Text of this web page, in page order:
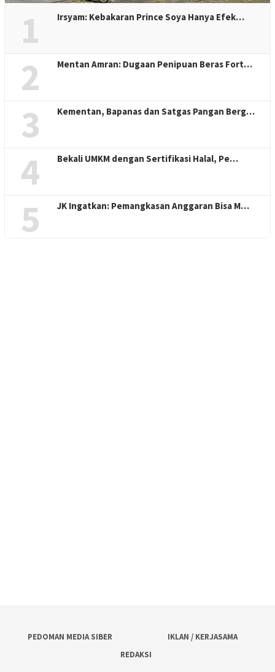
1 Irsyam: Kebakaran Prince Soya Hanya Efek…
2 Mentan Amran: Dugaan Penipuan Beras Fort…
3 Kementan, Bapanas dan Satgas Pangan Berg…
4 Bekali UMKM dengan Sertifikasi Halal, Pe…
5 JK Ingatkan: Pemangkasan Anggaran Bisa M…
PEDOMAN MEDIA SIBER
IKLAN / KERJASAMA
REDAKSI